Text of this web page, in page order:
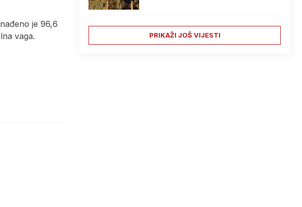
je 96,6
vaga.
PRIKAŽI JOŠ VIJESTI